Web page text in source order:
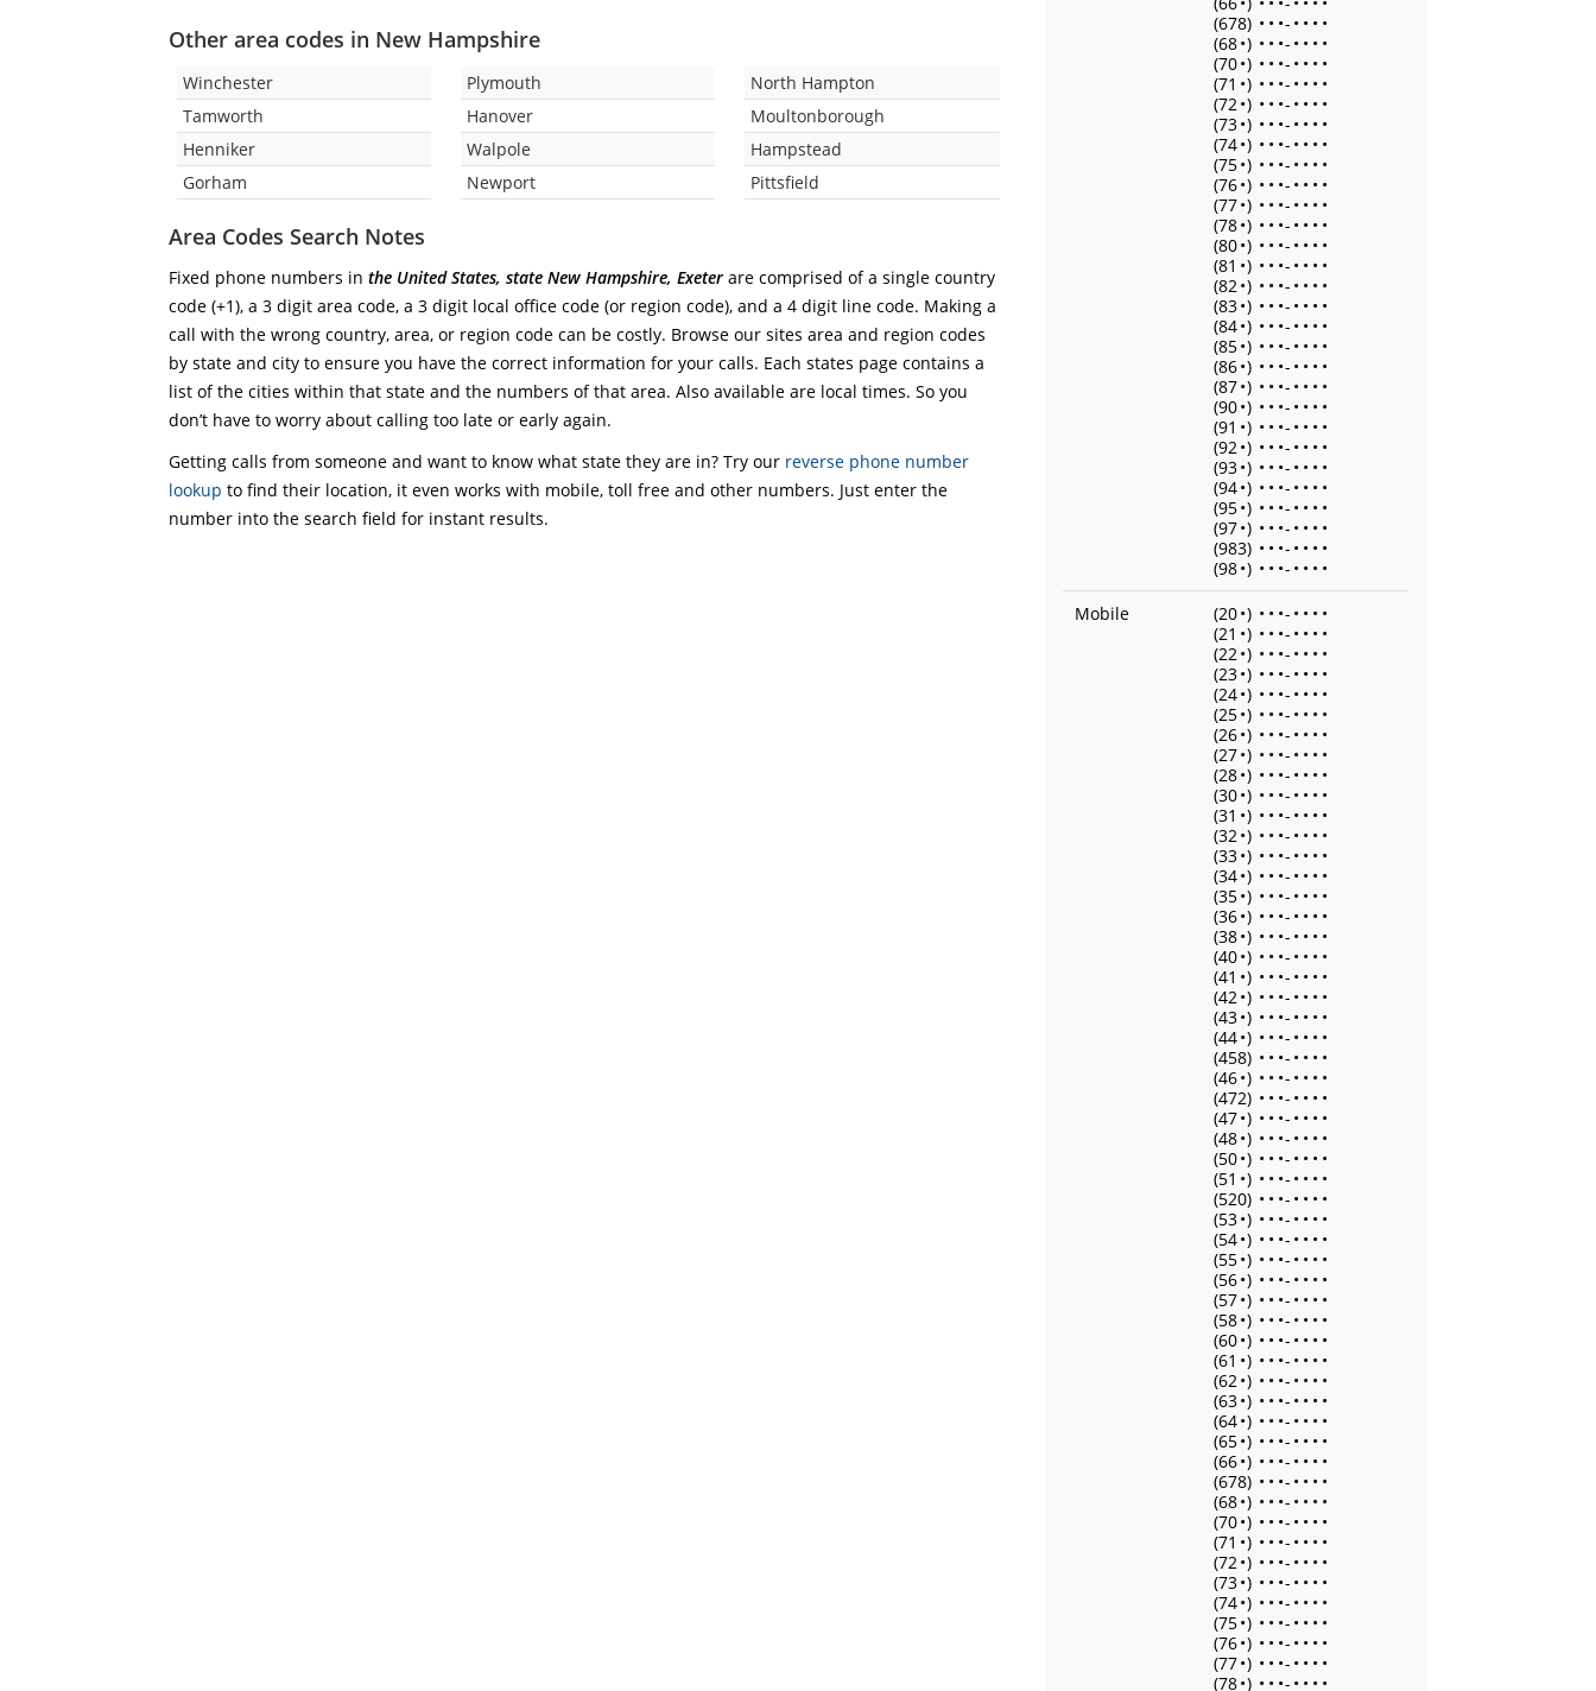
Other area codes in New Hampshire
Winchester
Tamworth
Henniker
Gorham
Plymouth
Hanover
Walpole
Newport
North Hampton
Moultonborough
Hampstead
Pittsfield
Area Codes Search Notes
Fixed phone numbers in the United States, state New Hampshire, Exeter are comprised of a single country
code (+1), a 3 digit area code, a 3 digit local office code (or region code), and a 4 digit line code. Making a
call with the wrong country, area, or region code can be costly. Browse our sites area and region codes
by state and city to ensure you have the correct information for your calls. Each states page contains a
list of the cities within that state and the numbers of that area. Also available are local times. So you
don’t have to worry about calling too late or early again.
Getting calls from someone and want to know what state they are in? Try our reverse phone number
lookup to find their location, it even works with mobile, toll free and other numbers. Just enter the
number into the search field for instant results.
(678) • • •- • • • •
(68•) • • •- • • • •
(70•) • • •- • • • •
(71 •) • • •- • • • •
(72•) • • •- • • • •
(73•) • • •- • • • •
(74•) • • •- • • • •
(75•) • • •- • • • •
(76•) • • •- • • • •
(77•) • • •- • • • •
(78•) • • •- • • • •
(80•) • • •- • • • •
(81 •) • • •- • • • •
(82•) • • •- • • • •
(83•) • • •- • • • •
(84•) • • •- • • • •
(85•) • • •- • • • •
(86•) • • •- • • • •
(87•) • • •- • • • •
(90•) • • •- • • • •
(91 •) • • •- • • • •
(92•) • • •- • • • •
(93•) • • •- • • • •
(94•) • • •- • • • •
(95•) • • •- • • • •
(97•) • • •- • • • •
(983) • • •- • • • •
(98•) • • •- • • • •
Mobile
(20•) • • •- • • • •
(21 •) • • •- • • • •
(22•) • • •- • • • •
(23•) • • •- • • • •
(24•) • • •- • • • •
(25•) • • •- • • • •
(26•) • • •- • • • •
(27•) • • •- • • • •
(28•) • • •- • • • •
(30•) • • •- • • • •
(31 •) • • •- • • • •
(32•) • • •- • • • •
(33•) • • •- • • • •
(34•) • • •- • • • •
(35•) • • •- • • • •
(36•) • • •- • • • •
(38•) • • •- • • • •
(40•) • • •- • • • •
(41 •) • • •- • • • •
(42•) • • •- • • • •
(43•) • • •- • • • •
(44•) • • •- • • • •
(458) • • •- • • • •
(46•) • • •- • • • •
(472) • • •- • • • •
(47•) • • •- • • • •
(48•) • • •- • • • •
(50•) • • •- • • • •
(51 •) • • •- • • • •
(520) • • •- • • • •
(53•) • • •- • • • •
(54•) • • •- • • • •
(55•) • • •- • • • •
(56•) • • •- • • • •
(57•) • • •- • • • •
(58•) • • •- • • • •
(60•) • • •- • • • •
(61 •) • • •- • • • •
(62•) • • •- • • • •
(63•) • • •- • • • •
(64•) • • •- • • • •
(65•) • • •- • • • •
(66•) • • •- • • • •
(678) • • •- • • • •
(68•) • • •- • • • •
(70•) • • •- • • • •
(71 •) • • •- • • • •
(72•) • • •- • • • •
(73•) • • •- • • • •
(74•) • • •- • • • •
(75•) • • •- • • • •
(76•) • • •- • • • •
(77•) • • •- • • • •
(78•) • • •- • • • •